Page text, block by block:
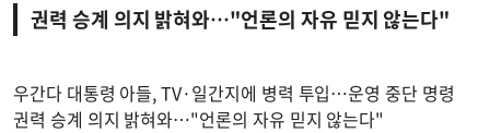
권력 승계 의지 밝혀와…"언론의 자유 믿지 않는다"
우간다 대통령 아들, TV·일간지에 병력 투입…운영 중단 명령
권력 승계 의지 밝혀와…"언론의 자유 믿지 않는다"